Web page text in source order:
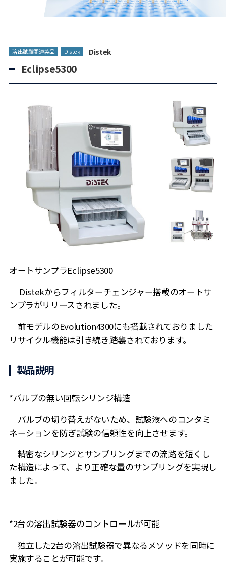
溶出試験関連製品 Distek Distek
Eclipse5300
オートサンプラEclipse5300
Distekからフィルターチェンジャー搭載のオートサ
ンプラがリリースされました。
前モデルのEvolution4300にも搭載されておりました
リサイクル機能は引き続き踏襲されております。
製品説明
*バルブの無い回転シリンジ構造
バルブの切り替えがないため、試験液へのコンタミ
ネーションを防ぎ試験の信頼性を向上させます。
精密なシリンジとサンプリングまでの流路を短くし
た構造によって、より正確な量のサンプリングを実現し
ました。
*2台の溶出試験器のコントロールが可能
独立した2台の溶出試験器で異なるメソッドを同時に
実施することが可能です。